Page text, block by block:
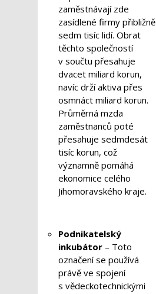
zaměstnávají zde
zasídlené firmy přibližně
sedm tisíc lidí. Obrat
těchto společností
v součtu přesahuje
dvacet miliard korun,
navíc drží aktiva přes
osmnáct miliard korun.
Průměrná mzda
zaměstnanců poté
přesahuje sedmdesát
tisíc korun, což
významně pomáhá
ekonomice celého
Jihomoravského kraje.
Podnikatelský
inkubátor – Toto
označení se používá
právě ve spojení
s vědeckotechnickými